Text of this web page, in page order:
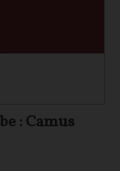
: Camus